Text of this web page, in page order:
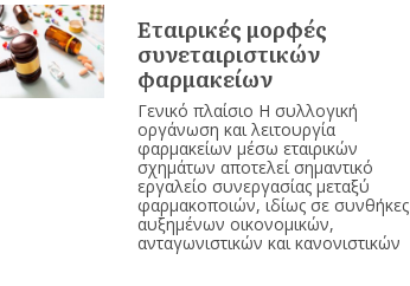
Εταιρικές μορφές
συνεταιριστικών
φαρμακείων
Γενικό πλαίσιο Η συλλογική
οργάνωση και λειτουργία
φαρμακείων μέσω εταιρικών
σχημάτων αποτελεί σημαντικό
εργαλείο συνεργασίας μεταξύ
φαρμακοποιών, ιδίως σε συνθήκες
αυξημένων οικονομικών,
ανταγωνιστικών και κανονιστικών